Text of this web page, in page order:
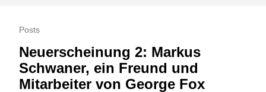
Posts
Neuerscheinung 2: Markus
Schwaner, ein Freund und
Mitarbeiter von George Fox